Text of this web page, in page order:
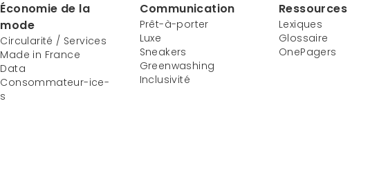
Économie de la
mode
Circularité / Services
Made in France
Data
Consommateur-ice-
s
Communication
Prêt-à-porter
Luxe
Sneakers
Greenwashing
Inclusivité
Ressources
Lexiques
Glossaire
OnePagers